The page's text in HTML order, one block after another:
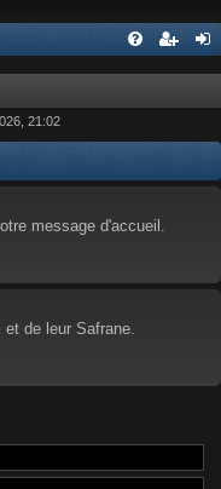
21:02
message d'accueil.
de leur Safrane.